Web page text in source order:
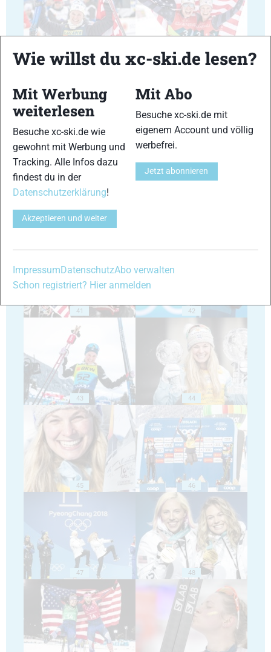
37
39
41 42
43 44
45 46
47 48
Wie willst du xc-ski.de lesen?
Mit Werbung
weiterlesen
Besuche xc-ski.de wie
gewohnt mit Werbung und
Tracking. Alle Infos dazu
findest du in der
Datenschutzerklärung!
Akzeptieren und weiter
Mit Abo
Besuche xc-ski.de mit
eigenem Account und völlig
werbefrei.
Jetzt abonnieren
Impressum DatenschutzAbo verwalten
Schon registriert? Hier anmelden